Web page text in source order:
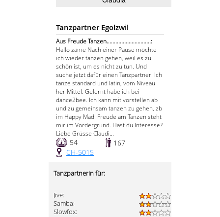
Tanzpartner Egolzwil
Aus Freude Tanzen..............................:
Hallo zäme Nach einer Pause möchte
ich wieder tanzen gehen, weil es zu
schön ist, um es nicht zu tun. Und
suche jetzt dafür einen Tanzpartner. Ich
tanze standard und latin, vom Niveau
her Mittel. Gelernt habe ich bei
dance2bee. Ich kann mit vorstellen ab
und zu gemeinsam tanzen zu gehen, zb
im Happy Mad. Freude am Tanzen steht
mir im Vordergrund. Hast du Interesse?
Liebe Grüsse Claudi...
54
167
CH-5015
Tanzpartnerin für:
Jive:
Samba:
Slowfox: